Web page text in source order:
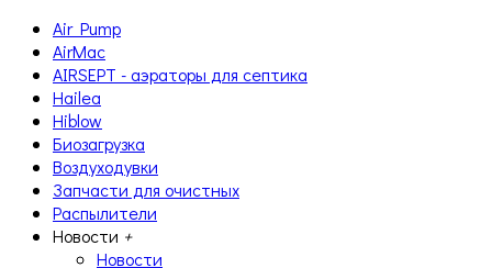
Air Pump
AirMac
AIRSEPT - аэраторы для септика
Hailea
Hiblow
Биозагрузка
Воздуходувки
Запчасти для очистных
Распылители
Новости +
Новости